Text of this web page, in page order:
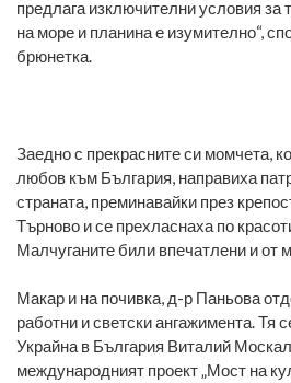
предлага изключителни условия за
на море и планина е изумително“,
брюнетка.
Заедно с прекрасните си момчета,
любов към България, направиха
страната, преминавайки през
Търново и се прехласнаха по
Малчуганите били впечатлени и от
Макар и на почивка, д-р Паньова
работни и светски ангажимента. Тя
Украйна в България Виталий
международният проект „Мост на